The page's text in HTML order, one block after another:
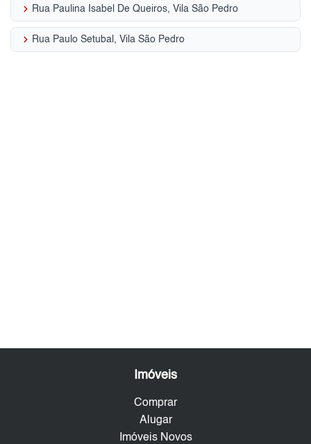
keyboard_arrow_right Rua Paulina Isabel De Queiros, Vila São Pedro
keyboard_arrow_right Rua Paulo Setubal, Vila São Pedro
Imóveis
Comprar
Alugar
Imóveis Novos